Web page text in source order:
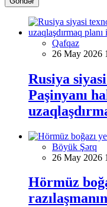
Qafqaz
26 May 2026
Rusiya
Paşinyanı
Böyük Şərq
26 May 2026
Hörmüz